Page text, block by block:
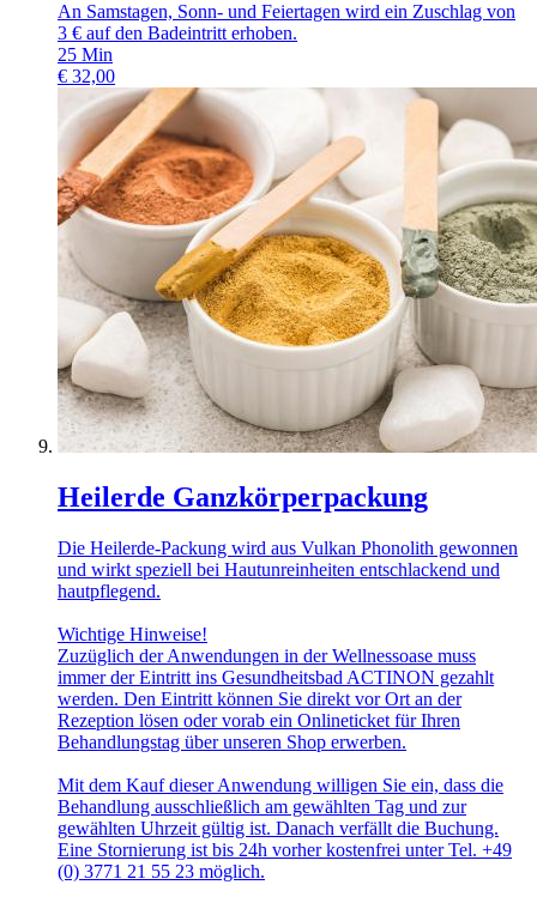
An Samstagen, Sonn- und Feiertagen wird ein Zuschlag von
3 € auf den Badeintritt erhoben.
25 Min
€ 32,00
Heilerde Ganzkörperpackung
Die Heilerde-Packung wird aus Vulkan Phonolith gewonnen
und wirkt speziell bei Hautunreinheiten entschlackend und
hautpflegend.
Wichtige Hinweise!
Zuzüglich der Anwendungen in der Wellnessoase muss
immer der Eintritt ins Gesundheitsbad ACTINON gezahlt
werden. Den Eintritt können Sie direkt vor Ort an der
Rezeption lösen oder vorab ein Onlineticket für Ihren
Behandlungstag über unseren Shop erwerben.
Mit dem Kauf dieser Anwendung willigen Sie ein, dass die
Behandlung ausschließlich am gewählten Tag und zur
gewählten Uhrzeit gültig ist. Danach verfällt die Buchung.
Eine Stornierung ist bis 24h vorher kostenfrei unter Tel. +49
(0) 3771 21 55 23 möglich.